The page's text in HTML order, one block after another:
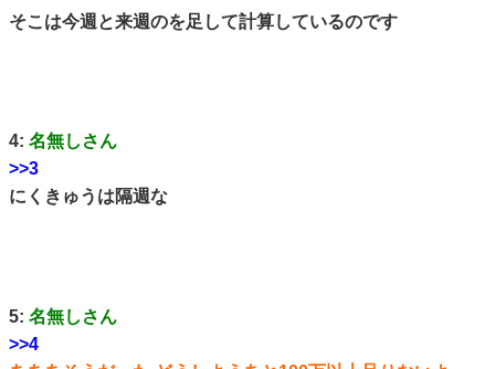
そこは今週と来週のを足して計算しているのです
4: 名無しさん
>>3
にくきゅうは隔週な
5: 名無しさん
>>4